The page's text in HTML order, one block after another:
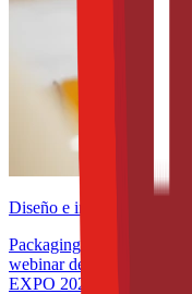
Diseño e innovación
Packaging y
webinar de la WPO
EXPO 2026